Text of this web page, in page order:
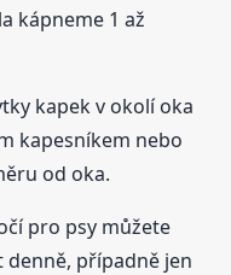
kápneme 1 až
kapek v okolí oka
kapesníkem nebo
od oka.
pro psy můžete
případně jen